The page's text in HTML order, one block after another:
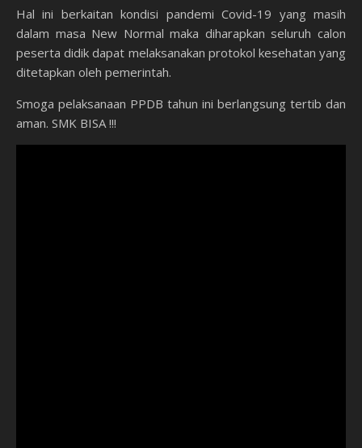
Hal ini berkaitan kondisi pandemi Covid-19 yang masih
dalam masa New Normal maka diharapkan seluruh calon
peserta didik dapat melaksanakan protokol kesehatan yang
ditetapkan oleh pemerintah.
Smoga pelaksanaan PPDB tahun ini berlangsung tertib dan
aman. SMK BISA !!!